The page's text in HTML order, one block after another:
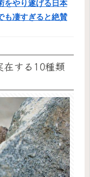
をやり遂げる日本
も凄すぎると絶賛
在する10種類